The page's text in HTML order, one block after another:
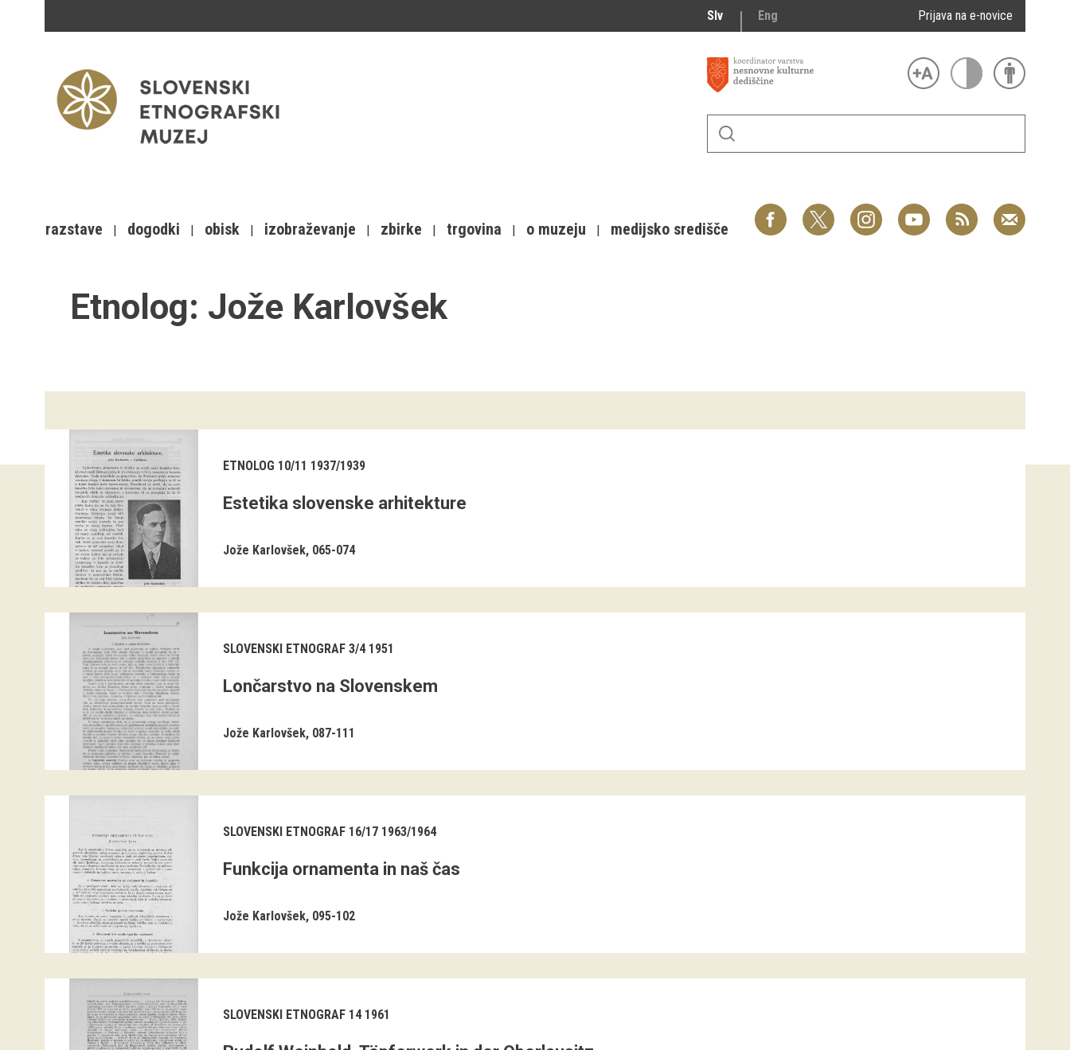
Slv Eng Prijava na e-novice
razstave dogodki obisk izobraževanje zbirke trgovina o muzeju medijsko središče
Etnolog: Jože Karlovšek
ETNOLOG 10/11 1937/1939
Estetika slovenske arhitekture
Jože Karlovšek 065-074
SLOVENSKI ETNOGRAF 3/4 1951
Lončarstvo na Slovenskem
Jože Karlovšek 087-111
SLOVENSKI ETNOGRAF 16/17 1963/1964
Funkcija ornamenta in naš čas
Jože Karlovšek 095-102
SLOVENSKI ETNOGRAF 14 1961